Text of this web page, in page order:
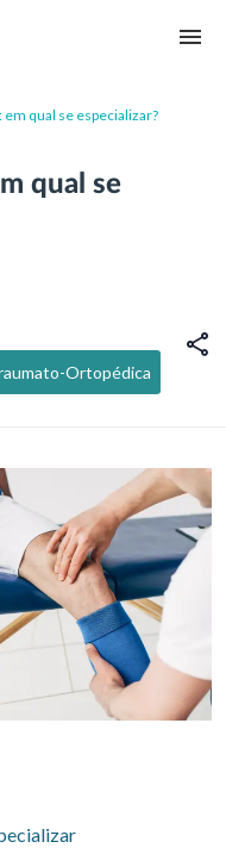
qual se especializar?
qual se
Ortopédica